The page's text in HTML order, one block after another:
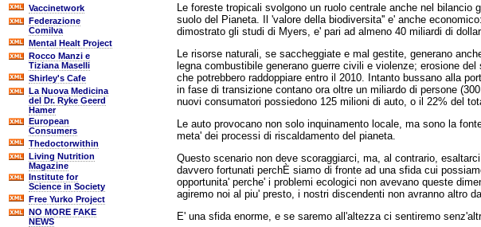
Vaccinetwork
Federazione
Comilva
Mental Healt Project
Rocco Manzi e
Tiziana Maselli
Shirley's Cafe
La Nuova Medicina
del Dr. Ryke Geerd
Hamer
European
Consumers
Thedoctorwithin
Living Nutrition
Magazine
Institute for
Science in Society
Free Yurko Project
NO MORE FAKE
NEWS
Le foreste tropicali svolgono un ruolo centrale anche nel
suolo del Pianeta. Il 'valore della biodiversita'' e' anche
dimostrato gli studi di Myers, e' pari ad almeno 40 miliardi di
Le risorse naturali, se saccheggiate e mal gestite, generano
legna combustibile generano guerre civili e violenze; erosione
che potrebbero raddoppiare entro il 2010. Intanto bussano alla
in fase di transizione contano ora oltre un miliardo di persone
nuovi consumatori possiedono 125 milioni di auto, o il 22% del
Le auto provocano non solo inquinamento locale, ma sono la
meta' dei processi di riscaldamento del pianeta.
Questo scenario non deve scoraggiarci, ma, al contrario,
davvero fortunati perchÈ siamo di fronte ad una sfida cui
opportunita' perche' i problemi ecologici non avevano queste
agiremo noi al piu' presto, i nostri discendenti non avranno altro
E' una sfida enorme, e se saremo all'altezza ci sentiremo